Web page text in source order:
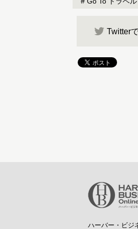
Twitter
ハーバー・ビジ